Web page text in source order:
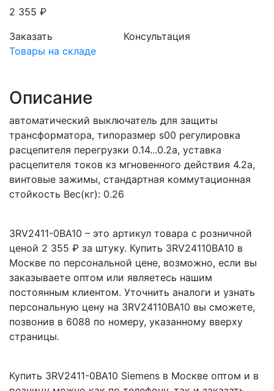
2 355 ₽
Заказать
Консультация
Товары на складе
Описание
автоматический выключатель для защиты
трансформатора, типоразмер s00 регулировка
расцепителя перегрузки 0.14...0.2a, уставка
расцепителя токов кз мгновенного действия 4.2a,
винтовые зажимы, стандартная коммутационная
стойкость Вес(кг): 0.26
3RV2411-0BA10 – это артикул товара с розничной
ценой 2 355 ₽ за штуку. Купить 3RV24110BA10 в
Москве по персональной цене, возможно, если вы
заказываете оптом или являетесь нашим
постоянным клиентом. Уточнить аналоги и узнать
персональную цену на 3RV24110BA10 вы сможете,
позвонив в 6088 по номеру, указанному вверху
страницы.
Купить 3RV2411-0BA10 Siemens в Москве оптом и в